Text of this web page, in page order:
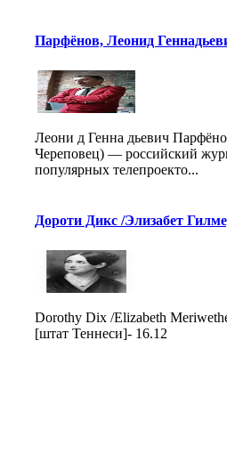
Парфёнов, Леонид
Леони д Генна дьевич
Череповец) — российский
популярных телепроекто...
Дороти Дикс /Элизабет
Dorothy Dix /Elizabeth
[штат Теннеси]- 16.12